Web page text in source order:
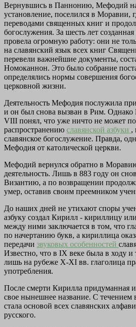
Вернувшись в Паннонию, Мефодий
установление, поселился в Моравии,
переводами священных книг и
богослужения. За шесть лет
провела огромную работу: они не
на славянский язык всех книг
перевели важнейшие документы,
Номоканнон. Это было собрание
определялись нормы совершения
церковной жизни.
Деятельность Мефодия послужила
и он был снова вызван в Рим.
VIII понял, что уже ничто не может
распространению славянской азбуки ,
славянское богослужение. Правда,
Мефодия от католической церкви.
Мефодий вернулся обратно в
деятельность. Лишь в 883 году он
Византию, а по возвращении
умер, оставив своим преемником
До наших дней не утихают споры
азбуку создал Кирилл - кириллицу
между ними заключается в том, что
по начертанию букв, а кириллица
передачи звуковых особенностей
Известно, что в IX веке была в ходу и
лишь на рубеже X-XI вв. глаголица
употребления.
После смерти Кирилла придуманная
свое нынешнее название. С течением
стала основой всех славянских
русского.